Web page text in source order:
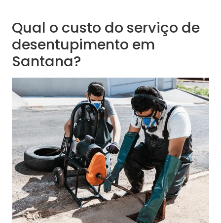
Qual o custo do serviço de
desentupimento em
Santana?